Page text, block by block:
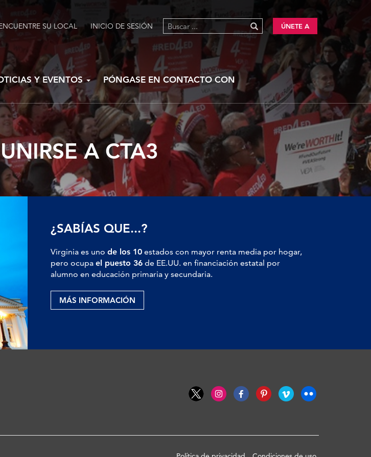
SU LOCAL INICIO DE SESIÓN ÚNETE A
Y EVENTOS PÓNGASE EN CONTACTO CON
A CTA3
¿SABÍAS QUE...?
Virginia es uno de los 10 estados con mayor renta media por hogar,
pero ocupa el puesto 36 de EE.UU. en financiación estatal por
alumno en educación primaria y secundaria.
MÁS INFORMACIÓN